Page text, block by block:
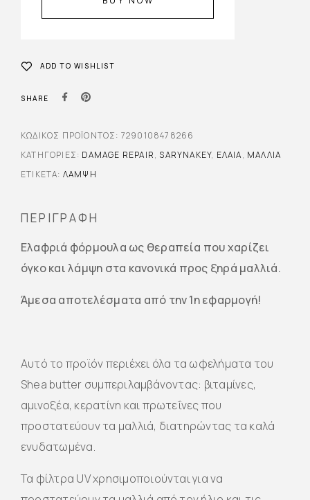
ADD TO WISHLIST
SHARE
ΠΕΡΙΓΡΑΦΉ
Ελαφριά φόρμουλα ως θεραπεία που χαρίζει
όγκο και λάμψη στα κανονικά προς ξηρά μαλλιά.
Άμεσα αποτελέσματα από την 1η εφαρμογή!
Αυτό το προϊόν περιέχει όλα τα ωφελήματα του
Shea butter συμπεριλαμβάνοντας: βιταμίνες,
αμινοξέα, κερατίνη και πρωτεΐνες που
προστατεύουν τα μαλλιά, διατηρώντας τα καλά
ενυδατωμένα.
Τα φίλτρα UV χρησιμοποιούνται για να
ΚΩΔΙΚΌΣ ΠΡΟΪΌΝΤΟΣ: 7290108478266
ΚΑΤΗΓΟΡΊΕΣ: DAMAGE REPAIR, SARYNAKEY, ΈΛΑΙΑ, ΜΑΛΛΙΆ
ΕΤΙΚΈΤΑ: ΛΑΜΨΗ